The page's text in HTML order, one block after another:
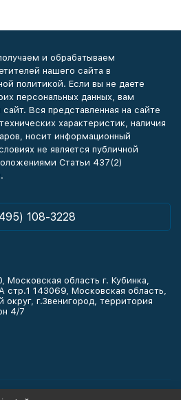
и обрабатываем
нашего сайта в
политикой. Если вы не даете
персональных данных, вам
Вся представленная на сайте
характеристик, наличия
носит информационный
не является публичной
Статьи 437(2)
108-3228
область г. Кубинка,
стр.1 143069, Московская область,
г.Звенигород, территория
4/7